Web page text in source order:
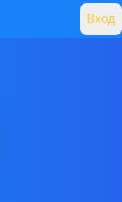
Вход